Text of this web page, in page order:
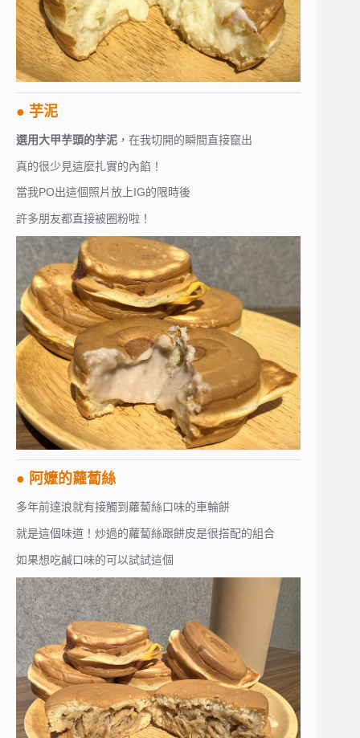
● 芋泥
選用大甲芋頭的芋泥 ，在我切開的瞬間直接竄出
真的很少見這麼扎實的內餡！
當我PO出這個照片放上IG的限時後
許多朋友都直接被圈粉啦！
● 阿嬤的蘿蔔絲
多年前達浪就有接觸到蘿蔔絲口味的車輪餅
就是這個味道！炒過的蘿蔔絲跟餅皮是很搭配的組合
如果想吃鹹口味的可以試試這個